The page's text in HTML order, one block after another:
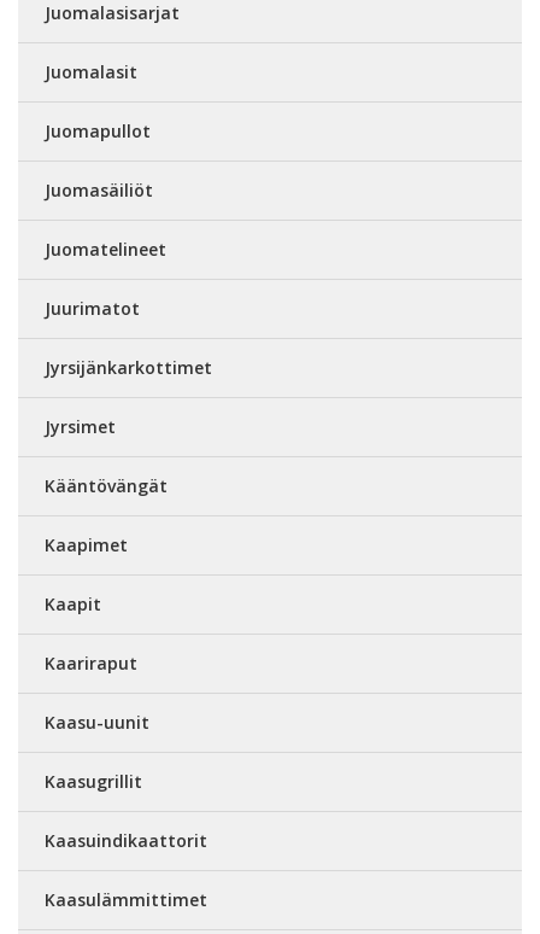
Juomalasisarjat
Juomalasit
Juomapullot
Juomasäiliöt
Juomatelineet
Juurimatot
Jyrsijänkarkottimet
Jyrsimet
Kääntövängät
Kaapimet
Kaapit
Kaariraput
Kaasu-uunit
Kaasugrillit
Kaasuindikaattorit
Kaasulämmittimet